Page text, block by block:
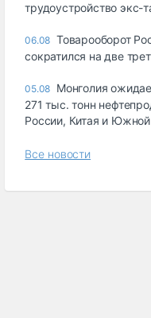
трудоустройство экс-
06.08 Товарооборот
сократился на две
05.08 Монголия
271 тыс. тонн
России, Китая и
Все новости